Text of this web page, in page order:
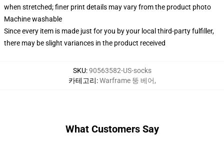
when stretched; finer print details may vary from the product photo
Machine washable
Since every item is made just for you by your local third-party fulfiller,
there may be slight variances in the product received
SKU:90563582-US-socks
카테고리:Warframe 뚱 베어,
What Customers Say